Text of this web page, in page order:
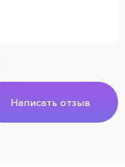
Написать отзыв